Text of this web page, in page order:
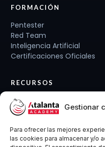
Gestionar
Para ofrecer las mejores
las cookies para almacenar y/o
FORMACIÓN
Pentester
Red Team
Inteligencia Artificial
Certificaciones Oficiales
RECURSOS
Planes de carrera
Cursos y Packs
Conócenos